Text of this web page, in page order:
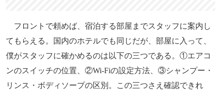
フロントで頼めば、宿泊する部屋までスタッフに案内し
てもらえる。国内のホテルでも同じだが、部屋に入って、
僕がスタッフに確かめるのは以下の三つである。①エアコ
ンのスイッチの位置、②Wi-Fiの設定方法、③シャンプー・
リンス・ボディソープの区別。この三つさえ確認できれ